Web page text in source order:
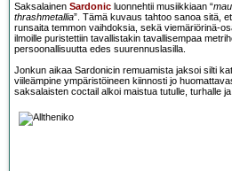
Saksalainen Sardonic luonnehtii musiikkiaan “
thrashmetallia”. Tämä kuvaus tahtoo sanoa sitä,
runsaita temmon vaihdoksia, sekä viemäriörinä-
ilmoille puristettiin tavallistakin tavallisempaa
persoonallisuutta edes suurennuslasilla.
Jonkun aikaa Sardonicin remuamista jaksoi silti
viileämpine ympäristöineen kiinnosti jo
saksalaisten coctail alkoi maistua tutulle, turhalle